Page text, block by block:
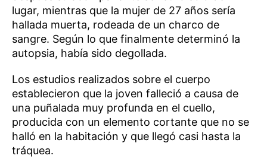
lugar, mientras que la mujer de 27 años sería
hallada muerta, rodeada de un charco de
sangre. Según lo que finalmente determinó la
autopsia, había sido degollada.
Los estudios realizados sobre el cuerpo
establecieron que la joven falleció a causa de
una puñalada muy profunda en el cuello,
producida con un elemento cortante que no se
halló en la habitación y que llegó casi hasta la
tráquea.